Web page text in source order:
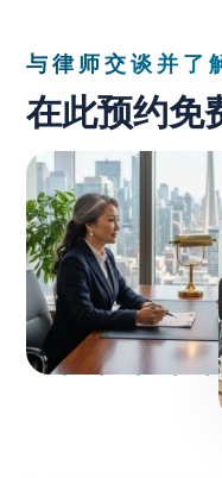
与律师交谈并了
在此预约免